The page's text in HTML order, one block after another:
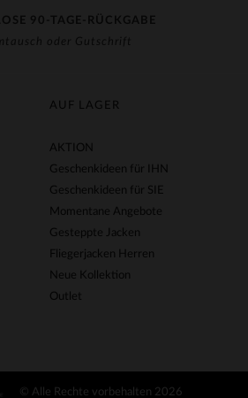
90-TAGE-RÜCKGABE
oder Gutschrift
AUF LAGER
AKTION
Geschenkideen für IHN
Geschenkideen für SIE
Momentane Angebote
Gesteppte Jacken
Fliegerjacken Herren
Neue Kollektion
Outlet
© Alle Rechte vorbehalten 2026